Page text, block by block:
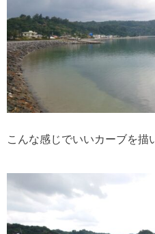
こんな感じでいいカーブを描